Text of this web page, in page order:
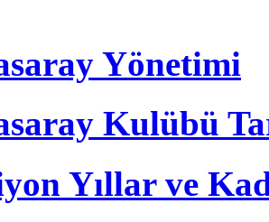
Yönetimi
Kulübü
Yıllar ve